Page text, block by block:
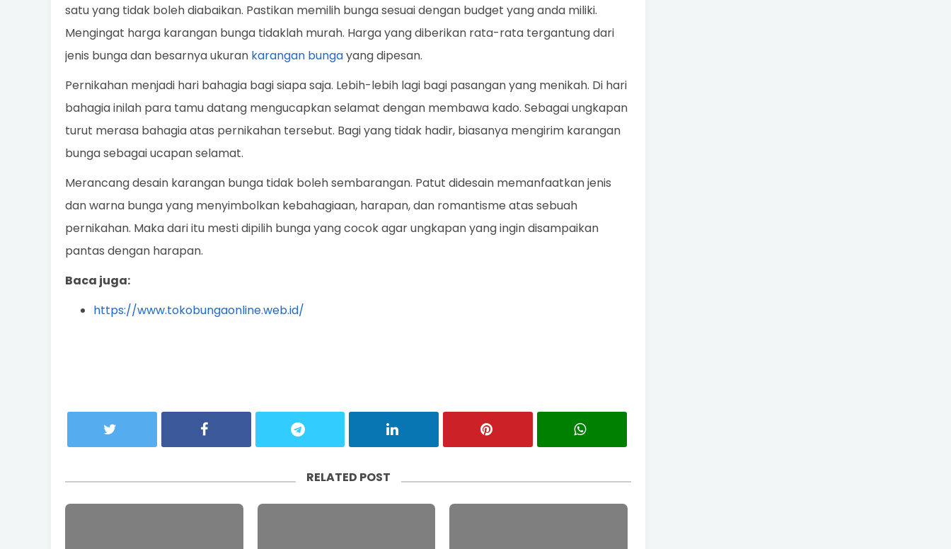
satu yang tidak boleh diabaikan. Pastikan memilih bunga sesuai dengan budget yang anda miliki.
Mengingat harga karangan bunga tidaklah murah. Harga yang diberikan rata-rata tergantung dari
jenis bunga dan besarnya ukuran karangan bungayang dipesan.
Pernikahan menjadi hari bahagia bagi siapa saja. Lebih-lebih lagi bagi pasangan yang menikah. Di hari
bahagia inilah para tamu datang mengucapkan selamat dengan membawa kado. Sebagai ungkapan
turut merasa bahagia atas pernikahan tersebut. Bagi yang tidak hadir, biasanya mengirim karangan
bunga sebagai ucapan selamat.
Merancang desain karangan bunga tidak boleh sembarangan. Patut didesain memanfaatkan jenis
dan warna bunga yang menyimbolkan kebahagiaan, harapan, dan romantisme atas sebuah
pernikahan. Maka dari itu mesti dipilih bunga yang cocok agar ungkapan yang ingin disampaikan
pantas dengan harapan.
Baca juga:
https://www.tokobungaonline.web.id/
RELATED POST